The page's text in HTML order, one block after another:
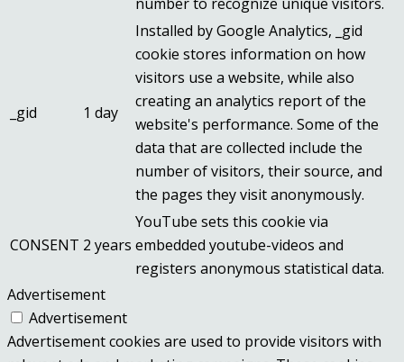
_gid 1 day
Installed by Google Analytics, _gid
cookie stores information on how
visitors use a website, while also
creating an analytics report of the
website's performance. Some of the
data that are collected include the
number of visitors, their source, and
the pages they visit anonymously.
CONSENT 2 years
YouTube sets this cookie via
embedded youtube-videos and
registers anonymous statistical data.
Advertisement
Advertisement
Advertisement cookies are used to provide visitors with